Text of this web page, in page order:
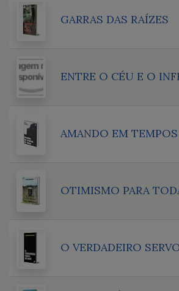
GARRAS DAS RAÍZES
ENTRE O CÉU E O
AMANDO EM TEMPOS
OTIMISMO PARA
O VERDADEIRO